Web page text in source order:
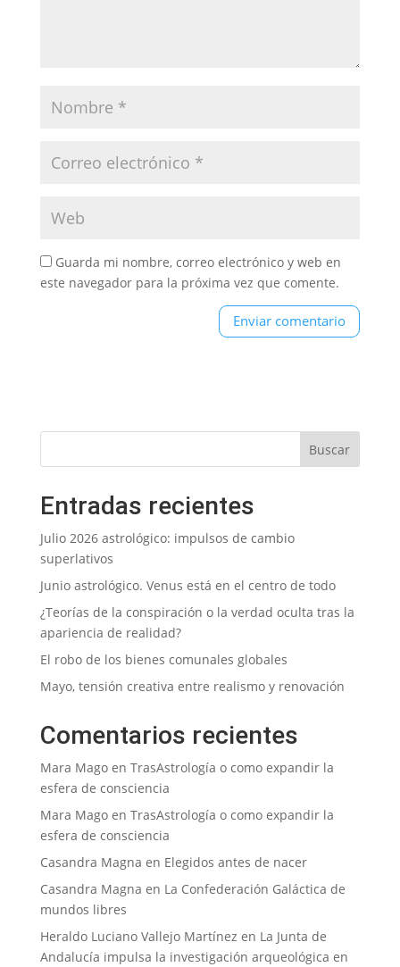
Guarda mi nombre, correo electrónico y web en
este navegador para la próxima vez que comente.
Entradas recientes
Julio 2026 astrológico: impulsos de cambio
superlativos
Junio astrológico. Venus está en el centro de todo
¿Teorías de la conspiración o la verdad oculta tras la
apariencia de realidad?
El robo de los bienes comunales globales
Mayo, tensión creativa entre realismo y renovación
Comentarios recientes
Mara Magoen TrasAstrología o como expandir la
esfera de consciencia
Mara Magoen TrasAstrología o como expandir la
esfera de consciencia
Casandra Magna en Elegidos antes de nacer
Casandra Magna en La Confederación Galáctica de
mundos libres
Heraldo Luciano Vallejo Martínez en La Junta de
Andalucía impulsa la investigación arqueológica en